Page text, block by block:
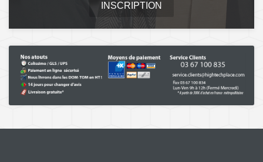
INSCRIPTION